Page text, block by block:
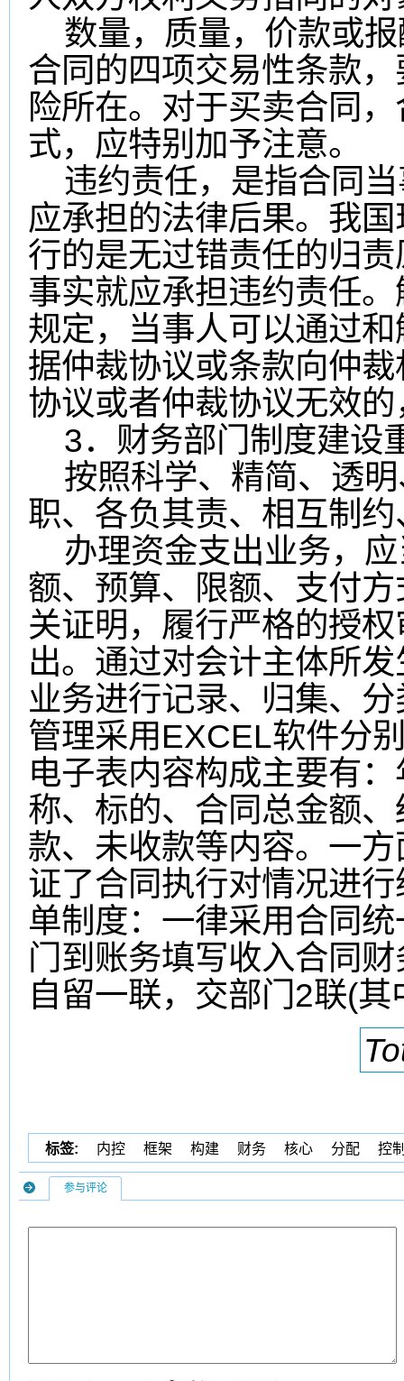
数量，质量，价款或报
合同的四项交易性条款
险所在。对于买卖合同
式，应特别加予注意。
违约责任，是指合同当
应承担的法律后果。我
行的是无过错责任的归
事实就应承担违约责任
规定，当事人可以通过
据仲裁协议或条款向仲
协议或者仲裁协议无效
3．财务部门制度建设
按照科学、精简、透明
职、各负其责、相互制
办理资金支出业务，应
额、预算、限额、支付
关证明，履行严格的授
出。通过对会计主体所
业务进行记录、归集、
管理采用EXCEL软件分
电子表内容构成主要有
称、标的、合同总金额
款、未收款等内容。一
证了合同执行对情况进
单制度：一律采用合同
门到账务填写收入合同
自留一联，交部门2联(
标签: 内控 框架 构建 财务 核心 分配 控
参与评论